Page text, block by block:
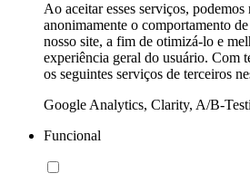
Ao aceitar esses serviços, podemos
anonimamente o comportamento
nosso site, a fim de otimizá-lo e
experiência geral do usuário. Com
os seguintes serviços de terceiros
Google Analytics, Clarity, A/B-
Funcional